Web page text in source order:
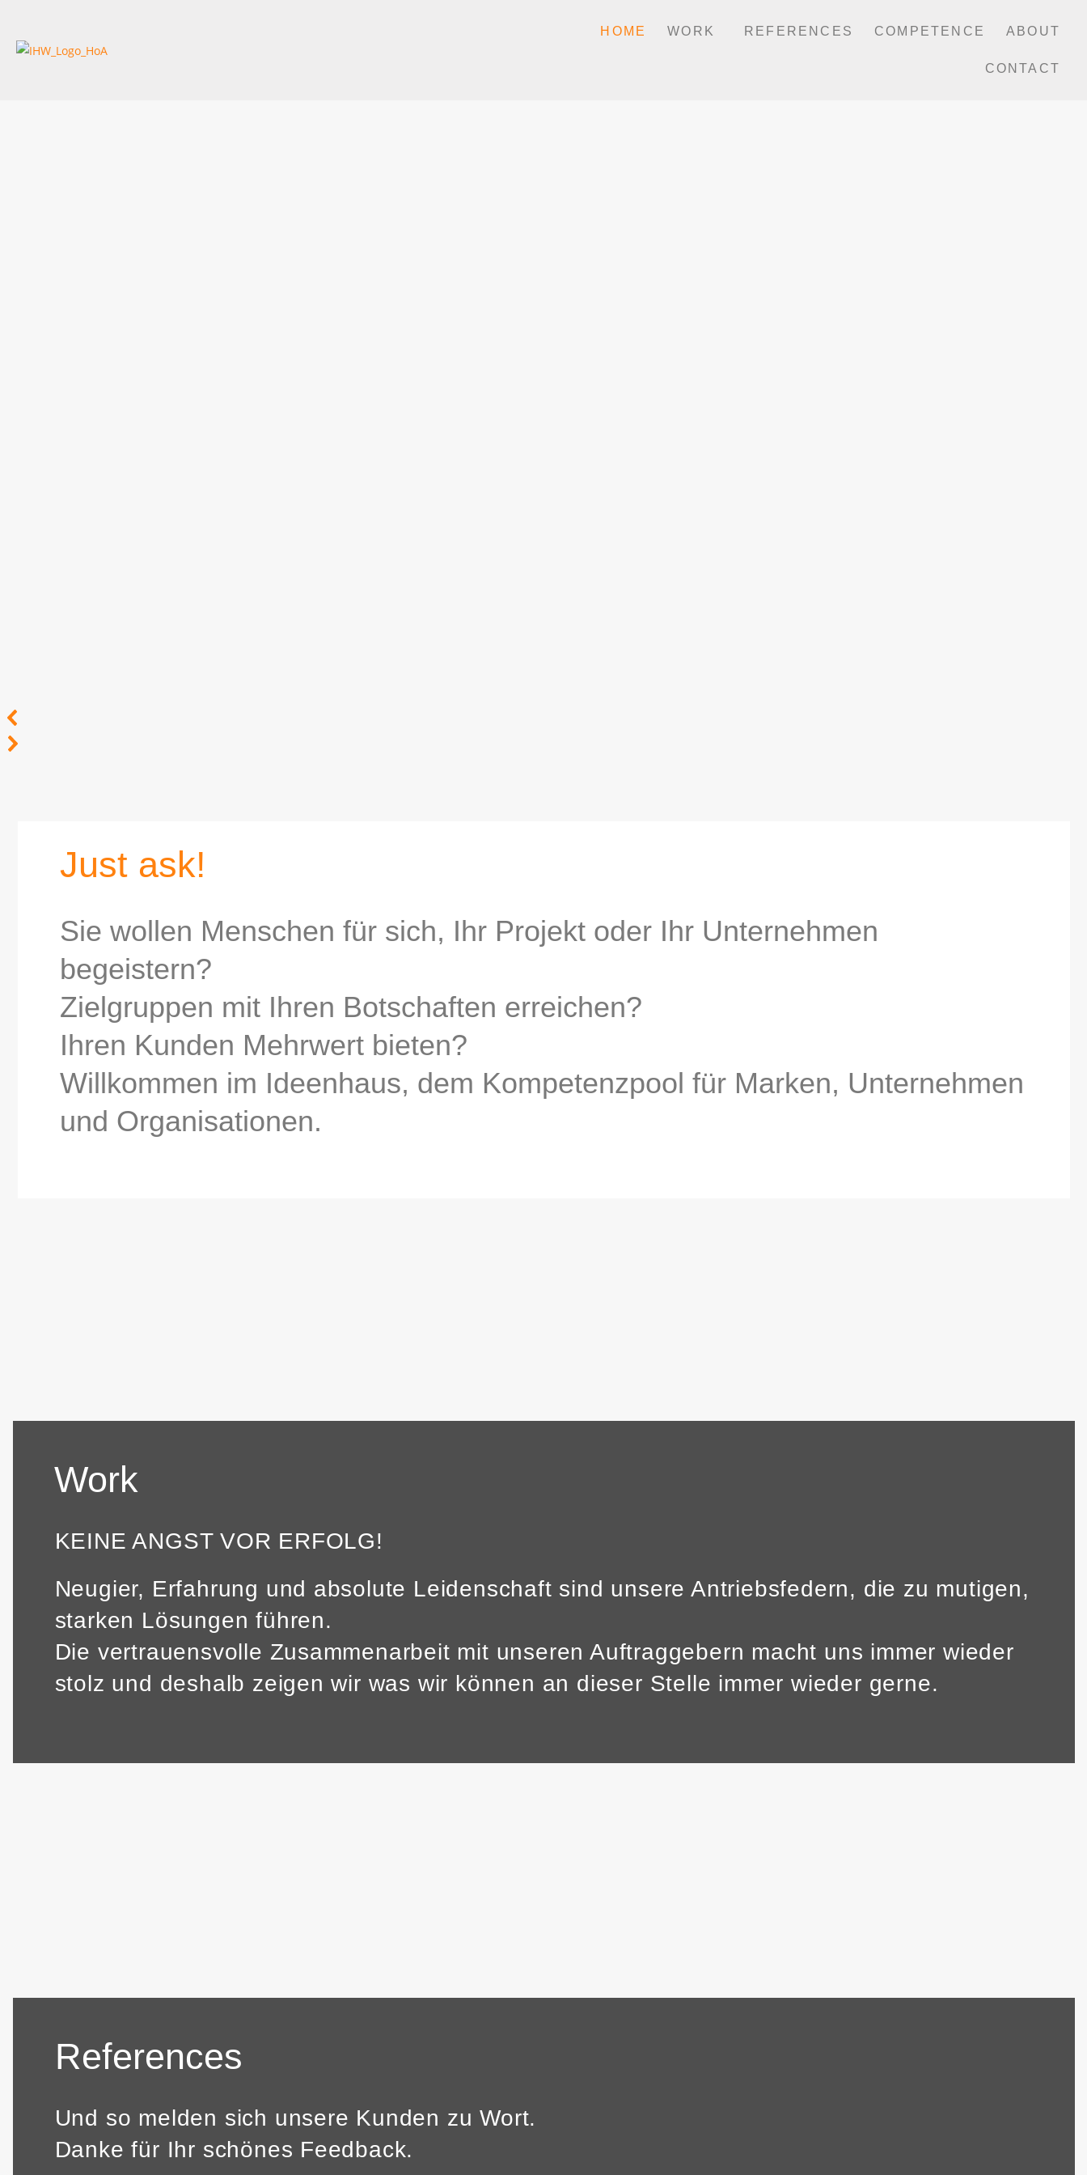
HOME WORK REFERENCES COMPETENCE ABOUT
CONTACT
Just ask!
Sie wollen Menschen für sich, Ihr Projekt oder Ihr Unternehmen
begeistern?
Zielgruppen mit Ihren Botschaften erreichen?
Ihren Kunden Mehrwert bieten?
Willkommen im Ideenhaus, dem Kompetenzpool für Marken, Unternehmen
und Organisationen.
Work
KEINE ANGST VOR ERFOLG!
Neugier, Erfahrung und absolute Leidenschaft sind unsere Antriebsfedern, die zu mutigen,
starken Lösungen führen.
Die vertrauensvolle Zusammenarbeit mit unseren Auftraggebern macht uns immer wieder
stolz und deshalb zeigen wir was wir können an dieser Stelle immer wieder gerne.
References
Und so melden sich unsere Kunden zu Wort.
Danke für Ihr schönes Feedback.